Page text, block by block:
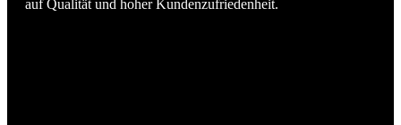
auf Qualität und hoher Kundenzufriedenheit.